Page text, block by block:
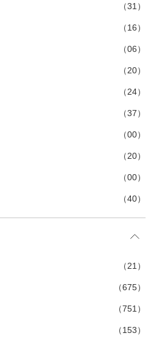
（31）
（16）
（06）
（20）
（24）
（37）
（00）
（20）
（00）
（40）
（21）
（675）
（751）
（153）